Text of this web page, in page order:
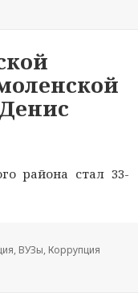
района стал 33-
, ВУЗы, Коррупция